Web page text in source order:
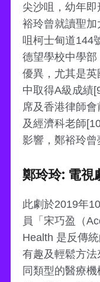
尖沙咀，幼年
裕玲曾就讀聖
咀柯士甸道144
德望學校中學
優異，尤其是
中取得A級成績
席及香港律師
及經濟科老師
影響，鄭裕玲曾
鄭玲玲: 電視
此劇於2019年
員「宋巧盈（
Health 是反傳
有趣及輕鬆方
同類型的醫療